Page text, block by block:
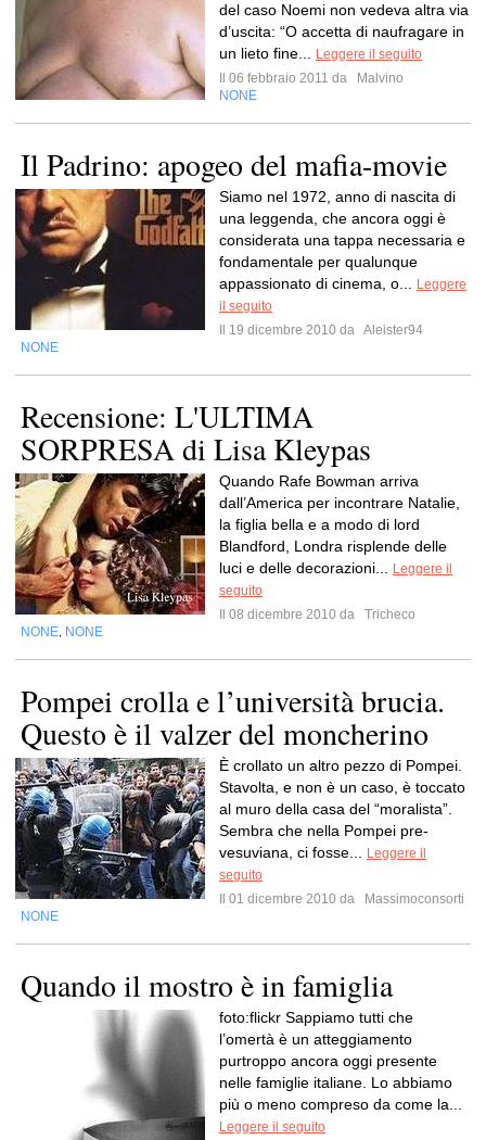
del caso Noemi non vedeva altra via
d’uscita: “O accetta di naufragare in
un lieto fine...
Leggere il seguito
Il 06 febbraio 2011 da
Malvino
NONE
Il Padrino: apogeo del mafia-movie
Siamo nel 1972, anno di nascita di
una leggenda, che ancora oggi è
considerata una tappa necessaria e
fondamentale per qualunque
appassionato di cinema, o...
Leggere
il seguito
Il 19 dicembre 2010 da Aleister94
NONE
Recensione: L'ULTIMA
SORPRESA di Lisa Kleypas
Quando Rafe Bowman arriva
dall’America per incontrare Natalie,
la figlia bella e a modo di lord
Blandford, Londra risplende delle
luci e delle decorazioni...
Leggere il
seguito
Il 08 dicembre 2010 da
Tricheco
NONE NONE
Pompei crolla e l’università brucia.
Questo è il valzer del moncherino
È crollato un altro pezzo di Pompei.
Stavolta, e non è un caso, è toccato
al muro della casa del “moralista”.
Sembra che nella Pompei pre-
vesuviana, ci fosse...
Leggere il
seguito
Il 01 dicembre 2010 da
Massimoconsorti
NONE
Quando il mostro è in famiglia
foto:flickr Sappiamo tutti che
l’omertà è un atteggiamento
purtroppo ancora oggi presente
nelle famiglie italiane. Lo abbiamo
più o meno compreso da come la...
Leggere il seguito